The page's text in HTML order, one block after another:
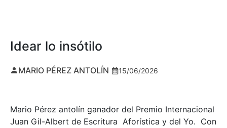
Idear lo insótilo
MARIO PÉREZ ANTOLÍN 15/06/2026
Mario Pérez antolín ganador del Premio Internacional
Juan Gil-Albert de Escritura Aforística y del Yo. Con